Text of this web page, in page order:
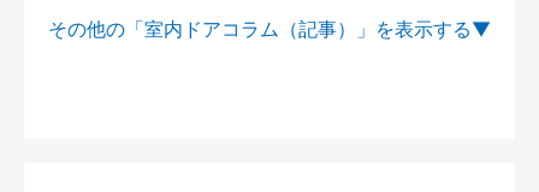
その他の「室内ドアコラム（記事）」を